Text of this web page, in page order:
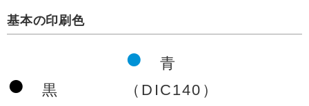
基本の印刷色
● 黒
●
青
（DIC140）